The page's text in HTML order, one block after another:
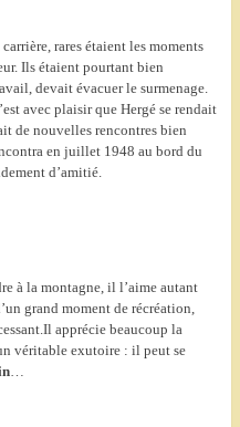
rares étaient les moments
Ils étaient pourtant bien
devait évacuer le surmenage.
avec plaisir que Hergé se rendait
de nouvelles rencontres bien
en juillet 1948 au bord du
d’amitié.
à la montagne, il l’aime autant
grand moment de récréation,
Il apprécie beaucoup la
véritable exutoire : il peut se
…